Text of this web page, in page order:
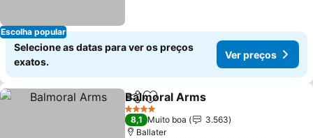
Escolha popular
Selecione as datas para ver os preços
exatos.
Ver preços
PartilharAdicionar aos favoritos
Balmoral Arms
4 Estrelas
8,1 Muito boa
3.563
Ballater